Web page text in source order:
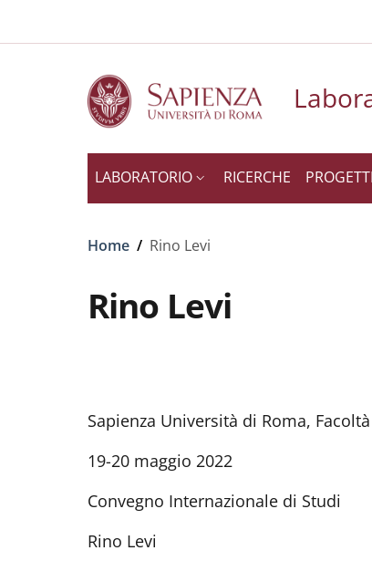
LABORATORIO RICERCHE PROGETTI
Briciole di pane
Home / Rino Levi
Rino Levi
Sapienza Università di Roma,
19-20 maggio 2022
Convegno Internazionale di Studi
Rino Levi